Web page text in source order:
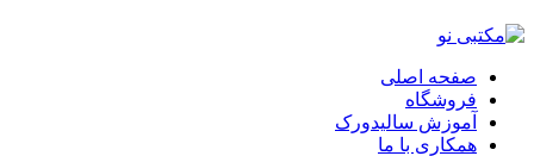
صفحه اصلی
فروشگاه
آموزش سالیدورک
همکاری با ما